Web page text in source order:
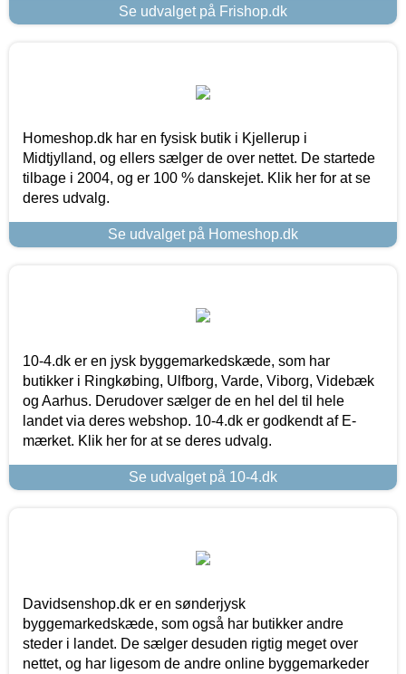
Se udvalget på Frishop.dk
Homeshop.dk har en fysisk butik i Kjellerup i
Midtjylland, og ellers sælger de over nettet. De startede
tilbage i 2004, og er 100 % danskejet. Klik her for at se
deres udvalg.
Se udvalget på Homeshop.dk
10-4.dk er en jysk byggemarkedskæde, som har
butikker i Ringkøbing, Ulfborg, Varde, Viborg, Videbæk
og Aarhus. Derudover sælger de en hel del til hele
landet via deres webshop. 10-4.dk er godkendt af E-
mærket. Klik her for at se deres udvalg.
Se udvalget på 10-4.dk
Davidsenshop.dk er en sønderjysk
byggemarkedskæde, som også har butikker andre
steder i landet. De sælger desuden rigtig meget over
nettet, og har ligesom de andre online byggemarkeder